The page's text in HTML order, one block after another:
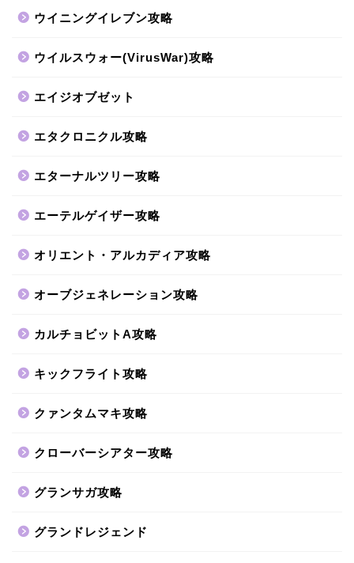
ウイニングイレブン攻略
ウイルスウォー(VirusWar)攻略
エイジオブゼット
エタクロニクル攻略
エターナルツリー攻略
エーテルゲイザー攻略
オリエント・アルカディア攻略
オーブジェネレーション攻略
カルチョビットA攻略
キックフライト攻略
クァンタムマキ攻略
クローバーシアター攻略
グランサガ攻略
グランドレジェンド